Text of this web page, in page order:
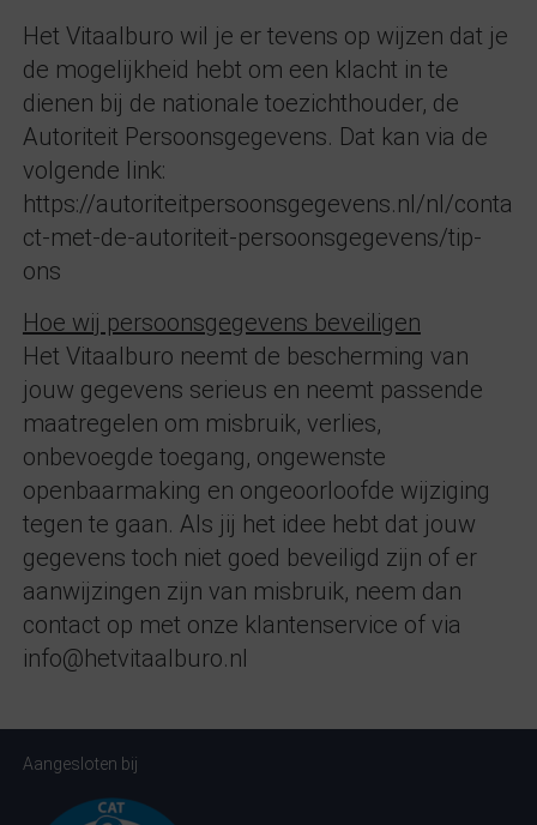
Het Vitaalburo wil je er tevens op wijzen dat je
de mogelijkheid hebt om een klacht in te
dienen bij de nationale toezichthouder, de
Autoriteit Persoonsgegevens. Dat kan via de
volgende link:
https://autoriteitpersoonsgegevens.nl/nl/conta
ct-met-de-autoriteit-persoonsgegevens/tip-
ons
Hoe wij persoonsgegevens beveiligen
Het Vitaalburo neemt de bescherming van
jouw gegevens serieus en neemt passende
maatregelen om misbruik, verlies,
onbevoegde toegang, ongewenste
openbaarmaking en ongeoorloofde wijziging
tegen te gaan. Als jij het idee hebt dat jouw
gegevens toch niet goed beveiligd zijn of er
aanwijzingen zijn van misbruik, neem dan
contact op met onze klantenservice of via
info@hetvitaalburo.nl
Aangesloten bij